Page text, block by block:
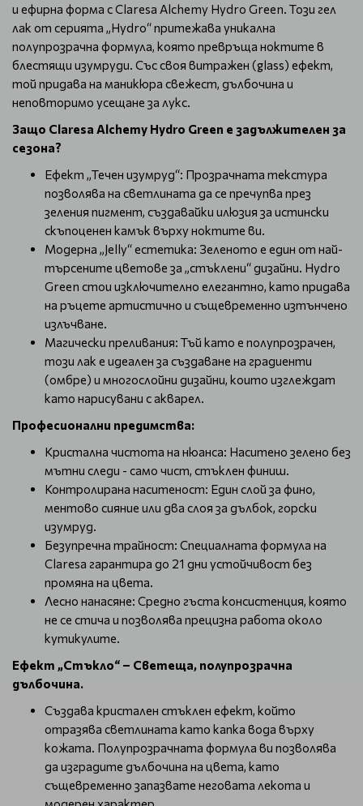
и ефирна форма с Claresa Alchemy Hydro Green. Този гел
лак от серията „Hydro“ притежава уникална
полупрозрачна формула, която превръща ноктите в
блестящи изумруди. Със своя витражен (glass) ефект,
той придава на маникюра свежест, дълбочина и
неповторимо усещане за лукс.
Защо Claresa Alchemy Hydro Green е задължителен за
сезона?
Ефект „Течен изумруд“: Прозрачната текстура
позволява на светлината да се пречупва през
зеления пигмент, създавайки илюзия за истински
скъпоценен камък върху ноктите ви.
Модерна „Jelly“ естетика: Зеленото е един от най-
търсените цветове за „стъклени“ дизайни. Hydro
Green стои изключително елегантно, като придава
на ръцете артистично и същевременно изтънчено
излъчване.
Магически преливания: Тъй като е полупрозрачен,
този лак е идеален за създаване на градиенти
(омбре) и многослойни дизайни, които изглеждат
като нарисувани с акварел.
Професионални предимства:
Кристална чистота на нюанса: Наситено зелено без
мътни следи - само чист, стъклен финиш.
Контролирана наситеност: Един слой за фино,
ментово сияние или два слоя за дълбок, горски
изумруд.
Безупречна трайност: Специалната формула на
Claresa гарантира до 21 дни устойчивост без
промяна на цвета.
Лесно нанасяне: Средно гъста консистенция, която
не се стича и позволява прецизна работа около
кутикулите.
Ефект „Стъкло“ – Светеща, полупрозрачна
дълбочина.
Създава кристален стъклен ефект, който
отразява светлината като капка вода върху
кожата. Полупрозрачната формула ви позволява
да изградите дълбочина на цвета, като
същевременно запазвате неговата лекота и